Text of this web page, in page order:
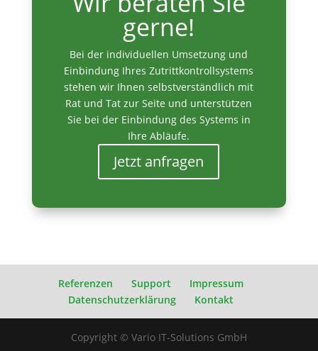
gerne!
Bei der individuellen Umsetzung und
Einbindung Ihres Zutrittkontrollsystems
stehen wir Ihnen selbstverständlich mit
Rat und Tat zur Seite und unterstützen
Sie bei der Einbindung des Systems in
Ihre Abläufe.
Jetzt anfragen
Referenzen Support
Impressum
Datenschutzerklärung
Kontakt
Copyright © Vario IT-Solutions GmbH